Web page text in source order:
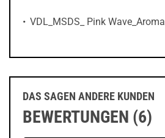
VDL_MSDS_ Pink Wave_Aroma
DAS SAGEN ANDERE KUNDEN
BEWERTUNGEN (6)